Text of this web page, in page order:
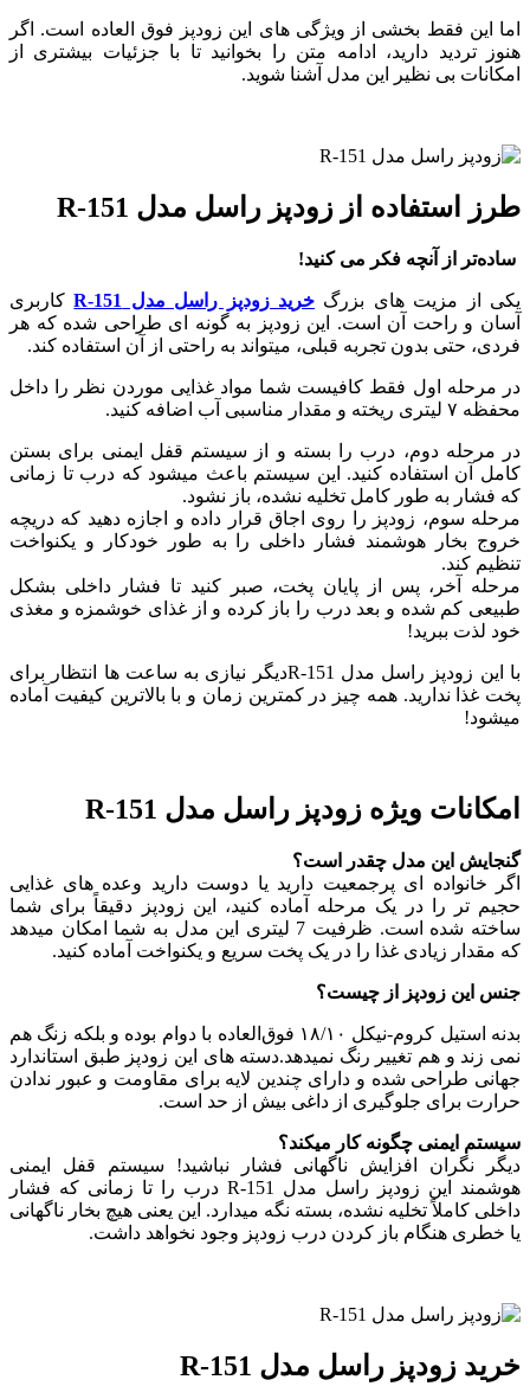
اما این فقط بخشی از ویژگی‌ های این زودپز فوق ‌العاده است. اگر
هنوز تردید دارید، ادامه متن را بخوانید تا با جزئیات بیشتری از
امکانات بی ‌نظیر این مدل آشنا شوید.
طرز استفاده از زودپز راسل مدل R-151
ساده‌تر از آنچه فکر می ‌کنید!
یکی از مزیت ‌های بزرگ خرید زودپز راسل مدل R-151
کاربری
آسان و راحت آن است. این زودپز به ‌گونه ‌ای طراحی شده که هر
فردی، حتی بدون تجربه قبلی، میتواند به ‌راحتی از آن استفاده کند.
در مرحله اول فقط کافیست شما مواد غذایی موردن نظر را داخل
محفظه ۷ لیتری ریخته و مقدار مناسبی آب اضافه کنید.
در مرحله دوم، درب را بسته و از سیستم قفل ایمنی برای بستن
کامل آن استفاده کنید. این سیستم باعث میشود که درب تا زمانی
که فشار به ‌طور کامل تخلیه نشده، باز نشود.
مرحله سوم، زودپز را روی اجاق قرار داده و اجازه دهید که دریچه
خروج بخار هوشمند فشار داخلی را به ‌طور خودکار و یکنواخت
تنظیم کند.
مرحله آخر، پس از پایان پخت، صبر کنید تا فشار داخلی بشکل
طبیعی کم شده و بعد درب را باز کرده و از غذای خوشمزه و مغذی
خود لذت ببرید!
با این زودپز راسل مدل R-151دیگر نیازی به ساعت ‌ها انتظار برای
پخت غذا ندارید. همه چیز در کمترین زمان و با بالاترین کیفیت آماده
میشود!
امکانات ویژه زودپز راسل مدل R-151
گنجایش این مدل چقدر است؟
اگر خانواده ‌ای پرجمعیت دارید یا دوست دارید وعده ‌های غذایی
حجیم تر را در یک مرحله آماده کنید، این زودپز دقیقاً برای شما
ساخته شده است. ظرفیت 7 لیتری این مدل به شما امکان میدهد
که مقدار زیادی غذا را در یک پخت سریع و یکنواخت آماده کنید.
جنس این زودپز از چیست؟
بدنه استیل کروم-نیکل ۱۸/۱۰ فوق‌العاده با دوام بوده و بلکه زنگ هم
نمی ‌زند و هم تغییر رنگ نمیدهد.دسته های این زودپز طبق استاندارد
جهانی طراحی شده و دارای چندین لایه برای مقاومت و عبور ندادن
حرارت برای جلوگیری از داغی بیش از حد است.
سیستم ایمنی چگونه کار میکند؟
دیگر نگران افزایش ناگهانی فشار نباشید! سیستم قفل ایمنی
هوشمند این زودپز راسل مدل R-151 درب را تا زمانی که فشار
داخلی کاملاً تخلیه نشده، بسته نگه میدارد. این یعنی هیچ بخار ناگهانی
یا خطری هنگام باز کردن درب زودپز وجود نخواهد داشت.
خرید زودپز راسل مدل R-151